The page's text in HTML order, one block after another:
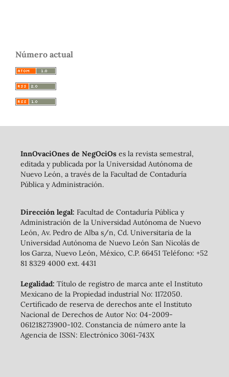
Número actual
InnOvaciOnes de NegOciOses la revista semestral,
editada y publicada por la Universidad Autónoma de
Nuevo León, a través de la Facultad de Contaduría
Pública y Administración.
Dirección legal: Facultad de Contaduría Pública y
Administración de la Universidad Autónoma de Nuevo
León, Av. Pedro de Alba s/n, Cd. Universitaria de la
Universidad Autónoma de Nuevo León San Nicolás de
los Garza, Nuevo León, México, C.P. 66451 Teléfono: +52
81 8329 4000 ext. 4431
Legalidad: Título de registro de marca ante el Instituto
Mexicano de la Propiedad industrial No: 1172050.
Certificado de reserva de derechos ante el Instituto
Nacional de Derechos de Autor No: 04-2009-
061218273900-102. Constancia de número ante la
Agencia de ISSN: Electrónico 3061-743X